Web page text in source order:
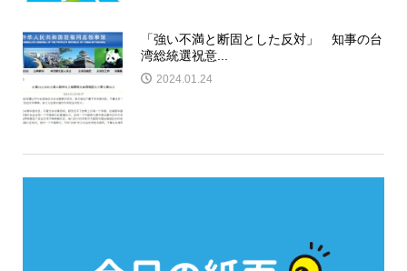
「強い不満と断固とした反対」 知事の台
湾総統選祝意...
2024.01.24